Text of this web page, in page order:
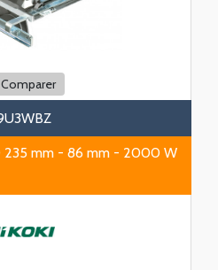
Comparer
235 mm - 86 mm - 2000 W